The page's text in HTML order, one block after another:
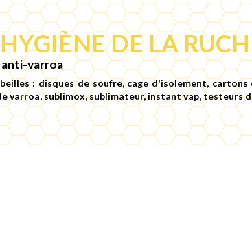
HYGIÈNE DE LA
anti-varroa
: disques de soufre, cage d'isolement,
varroa, sublimox, sublimateur, instant vap, testeurs